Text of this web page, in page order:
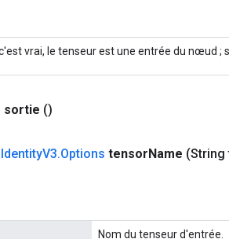
vrai, le tenseur est une entrée du nœud ;
sortie ()
IdentityV3.Options tensorName (String
Nom du tenseur d'entrée.